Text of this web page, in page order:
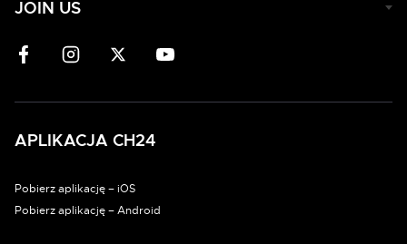
JOIN US
APLIKACJA CH24
Pobierz aplikację – iOS
Pobierz aplikację – Android